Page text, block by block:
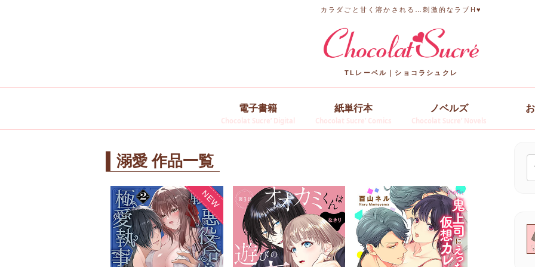
カラダごと甘く溶かされる…刺激的なラブH♥
TLレーベル｜ショコラシュクレ
電子書籍
Chocolat Sucre’ Digital
紙単行本
Chocolat Sucre’ Comics
ノベルズ
Chocolat Sucre’ Novels
溺愛 作品一覧
NEW